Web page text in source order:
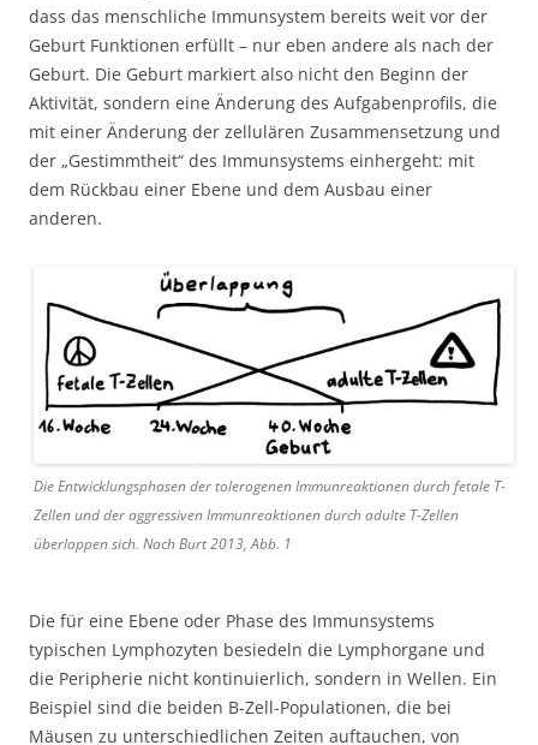
dass das menschliche Immunsystem bereits weit vor der
Geburt Funktionen erfüllt – nur eben andere als nach der
Geburt. Die Geburt markiert also nicht den Beginn der
Aktivität, sondern eine Änderung des Aufgabenprofils, die
mit einer Änderung der zellulären Zusammensetzung und
der „Gestimmtheit“ des Immunsystems einhergeht: mit
dem Rückbau einer Ebene und dem Ausbau einer
anderen.
Die Entwicklungsphasen der tolerogenen Immunreaktionen durch fetale T-
Zellen und der aggressiven Immunreaktionen durch adulte T-Zellen
überlappen sich. Nach Burt 2013, Abb. 1
Die für eine Ebene oder Phase des Immunsystems
typischen Lymphozyten besiedeln die Lymphorgane und
die Peripherie nicht kontinuierlich, sondern in Wellen. Ein
Beispiel sind die beiden B-Zell-Populationen, die bei
Mäusen zu unterschiedlichen Zeiten auftauchen, von